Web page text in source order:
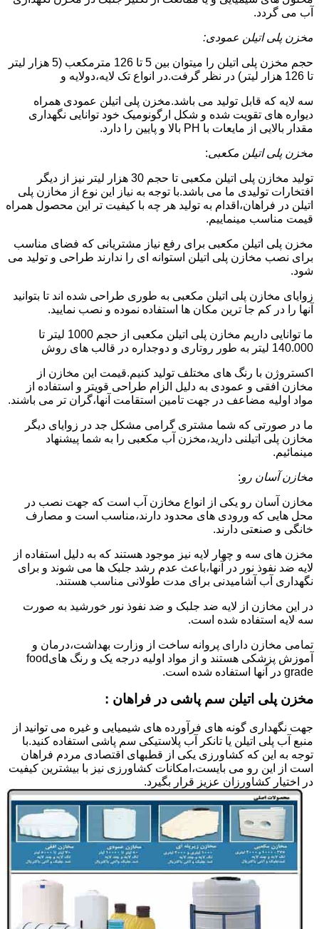
آب می گردد.
مخزن پلی اتیلن عمودی:
حجم مخزن پلی اتیلن را میتوان بین 5 تا 126 مترمکعب (5 هزار لیتر
تا 126 هزار لیتر) در نظر گرفت.در انواع تک لایه،دولایه و
سه لایه که قابل تولید می باشد.مخزن پلی اتیلن عمودی همراه
دیواره های تقویت شده و شکل ارگونومیک خود توانایی نگهداری
مقدار بالایی از مایعات با PH بالا و پایین را دارد.
مخزن پلی اتیلن مکعبی:
تولید مخازن پلی اتیلن مکعبی تا حجم 30 هزار لیتر نیز از دیگر
افتخارات تولیدی ما می باشد.با توجه به نیاز این نوع از مخازن پلی
اتیلن در فراهان،اقدام به تولید هر چه با کیفیت تر این محصول همراه
قیمت مناسب مینماییم.
مخزن پلی اتیلن مکعبی برای رفع نیاز مشتریانی که فضای مناسب
برای نصب مخازن پلی اتیلن استوانه ای را ندارند طراحی و تولید می
شود.
زوایای مخازن پلی اتیلن مکعبی به طوری طراحی شده اند تا بتوانید
آنها را در کم جا ترین مکان ها استفاده نموده و نصب نمایید.
ما توانایی داریم مخازن پلی اتیلن مکعبی از حجم 1000 لیتر تا
140.000 لیتر به طور روتاری و دوجداره در قالب های روش
اکستروژن با رنگ های مختلف تولید کنیم.قیمت این مخازن از
مخازن افقی و عمودی به دلیل الزام طراحی قویتر و استفاده از
مواد اولیه مضاعف در جهت تامین استقامت آنها،گران تر می باشند.
ما در صورتی که شما مشتری گرامی مشکل جد در زوایای دیگر
مخازن پلی اتیلنی دارید،مخزن آب مکعبی را به شما پیشنهاد
مینمائیم.
مخازن آسان رو:
مخازن آسان رو یکی از انواع مخازن آب است که جهت نصب در
محل هایی که ورودی های محدود دارند،مناسب است و مصارف
خانگی و صنعتی دارند.
مخزن های سه و چهار لایه نیز موجود هستند که به دلیل استفاده از
لایه ضد نفوذ نور در آنها،باعث عدم رشد جلبک ها می شوند و برای
نگهداری آب آشامیدنی برای مدت طولانی مناسب هستند.
در این مخازن از لایه ضد جلبک و ضد نفوذ نور خورشید به صورت
سه لایه استفاده شده است.
تمامی مخازن دارای پروانه ساخت از وزارت بهداشت،درمان و
آموزش پزشکی هستند و از مواد اولیه درجه یک و رنگ هایfood
grade در آنها استفاده شده است.
مخزن پلی اتیلن سم پاشی در فراهان :
جهت نگهداری گونه های فرآورده های شیمیایی و غیره می توانید از
منبع آب پلی اتیلن یا تانکر آب پلاستیکی سم پاشی استفاده کنید.با
توجه به این که کشاورزی یکی از قطبهای اقتصادی مردم فراهان
است از این رو می بایست،امکانات کشاورزی نیز با بیشترین کیفیت
در اختیار کشاورزان عزیز قرار بگیرد.